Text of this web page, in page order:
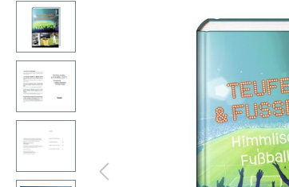
Bildergalerie überspringen